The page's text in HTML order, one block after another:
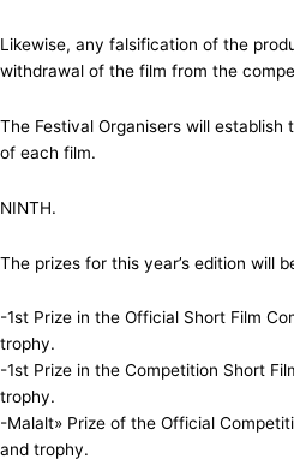
Likewise, any falsification of the
withdrawal of the film from the
The Festival Organisers will
of each film.
NINTH.
The prizes for this year’s edition will
-1st Prize in the Official Short Film
trophy.
-1st Prize in the Competition Short
trophy.
-Malalt» Prize of the Official
and trophy.